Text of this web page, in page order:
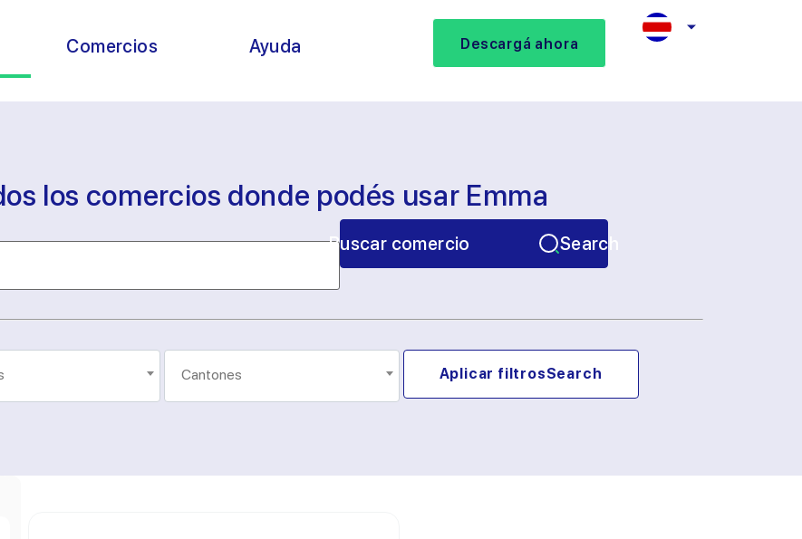
Comercios Ayuda Descargá ahora
los comercios donde podés usar Emma
Buscar comercio Search
Aplicar filtrosSearch